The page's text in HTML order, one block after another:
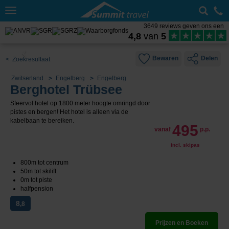
Toggle
3649 reviews geven ons een
4,8 van 5
< Zoekresultaat Bewaren Delen
Zwitserland Engelberg Engelberg
Berghotel Trübsee
Sfeervol hotel op 1800 meter hoogte omringd door
pistes en bergen! Het hotel is alleen via de
kabelbaan te bereiken.
vanaf 495 p.p.
incl. skipas
800m tot centrum
50m tot skilift
0m tot piste
halfpension
8,8
Prijzen en Boeken